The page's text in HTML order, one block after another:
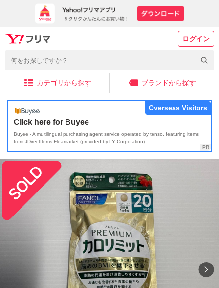
ログイン
カテゴリから探す ブランドから探す
Click here for Buyee
Buyee - A multilingual purchasing agent service operated by tenso, featuring items
from JDirectItems Fleamarket (provided by LY Corporation)
Overseas Visitors